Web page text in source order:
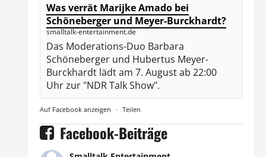
Was verrät Marijke Amado bei
Schöneberger und Meyer-Burckhardt?
smalltalk-entertainment.de
Das Moderations-Duo Barbara
Schöneberger und Hubertus Meyer-
Burckhardt lädt am 7. August ab 22:00
Uhr zur "NDR Talk Show".
Auf Facebook anzeigen · Teilen
Facebook-Beiträge